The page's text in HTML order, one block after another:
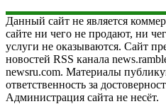
Данный сайт не является
сайте ни чего не продают, ни
услуги не оказываются. Сайт
новостей RSS канала
newsru.com. Материалы
ответственность за
Администрация сайта не несёт.